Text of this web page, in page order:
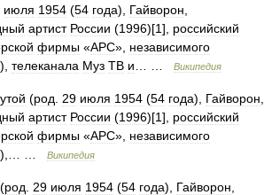
июля 1954 (54 года), Гайворон
артист России (1996)[1], российский
фирмы «АРС», независимого
), телеканала Муз ТВ и Википедия
(род 29 июля 1954 (54 года), Гайворон
артист России (1996)[1], российский
фирмы «АРС», независимого
),… … Википедия
(род 29 июля 1954 (54 года), Гайворон